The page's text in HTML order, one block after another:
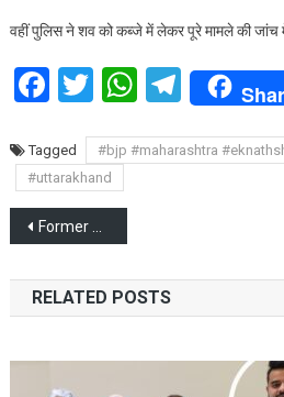
वहीं पुलिस ने शव को कब्जे में लेकर पूरे मामले की
Facebook
Twitter
Tagged
#bjp #maharashtra
#uttarakhand
Post
navigation
Former Governor of Uttarakhand Aziz Qureshi passes away in Bhopal
RELATED POSTS